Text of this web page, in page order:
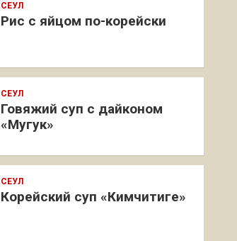
СЕУЛ
Рис с яйцом по-корейски
СЕУЛ
Говяжий суп с дайконом
«Мугук»
СЕУЛ
Корейский суп «Кимчитиге»